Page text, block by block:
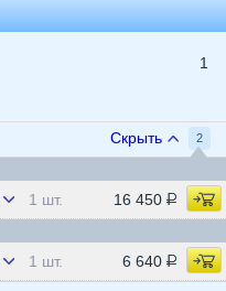
1
Скрыть 2
(Телевизор)
1 шт. 16 450
(Телевизор)
1 шт. 6 640